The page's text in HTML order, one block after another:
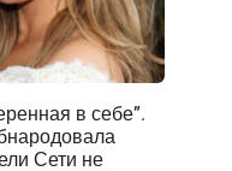
в себе”.
Сети не